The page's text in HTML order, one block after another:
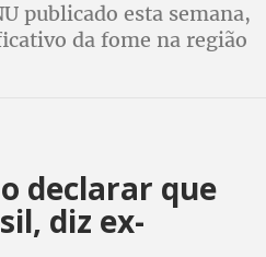
publicado esta semana,
da fome na região
declarar que
diz ex-